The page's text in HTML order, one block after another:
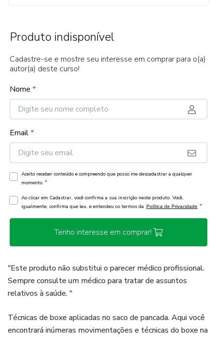
Produto indisponível
Cadastre-se e mostre seu interesse em comprar para o(a)
autor(a) deste curso!
Nome *
Email*
Aceito receber conteúdo e compreendo que posso me descadastrar a qualquer
momento. *
Ao clicar em Cadastrar, você confirma a sua inscrição neste produto. Você,
igualmente, confirma que leu, e entendeu os termos da Política de Privacidade *
Tenho interesse em comprar!
"Este produto não substitui o parecer médico profissional.
Sempre consulte um médico para tratar de assuntos
relativos à saúde. "
Técnicas de boxe aplicadas no saco de pancada. Aqui você
encontrará inúmeras movimentações e técnicas do boxe na